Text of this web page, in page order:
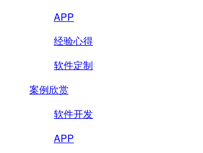
APP
经验心得
软件定制
案例欣赏
软件开发
APP